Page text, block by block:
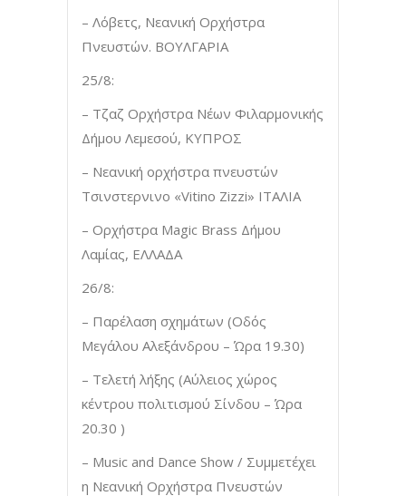
– Λόβετς, Νεανική Ορχήστρα
Πνευστών. ΒΟΥΛΓΑΡΙΑ
25/8:
– Τζαζ Ορχήστρα Νέων Φιλαρμονικής
Δήμου Λεμεσού, ΚΥΠΡΟΣ
– Νεανική ορχήστρα πνευστών
Τσινστερνινο «Vitino Zizzi» ΙΤΑΛΙΑ
– Ορχήστρα Magic Brass Δήμου
Λαμίας, ΕΛΛΑΔΑ
26/8:
– Παρέλαση σχημάτων (Οδός
Μεγάλου Αλεξάνδρου – Ώρα 19.30)
– Τελετή λήξης (Αύλειος χώρος
κέντρου πολιτισμού Σίνδου – Ώρα
20.30 )
– Music and Dance Show / Συμμετέχει
η Νεανική Ορχήστρα Πνευστών